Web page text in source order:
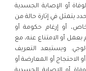
أو الإصابة الجسدية
يتمثل في إثارة حالة من
أو إرغام حكومة أو
أو الامتناع عنه، مع
ويستبعد التعريف
الاحتجاج أو المعارضة أو